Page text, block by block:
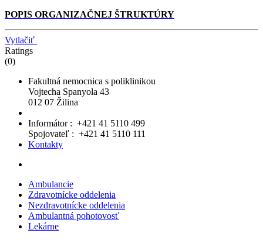
POPIS ORGANIZAČNEJ ŠTRUKTÚRY
Vytlačiť
Ratings
(0)
Fakultná nemocnica s poliklinikou
Vojtecha Spanyola 43
012 07 Žilina
Informátor : +421 41 5110 499
Spojovateľ : +421 41 5110 111
Kontakty
Ambulancie
Zdravotnícke oddelenia
Nezdravotnícke oddelenia
Ambulantná pohotovosť
Lekárne